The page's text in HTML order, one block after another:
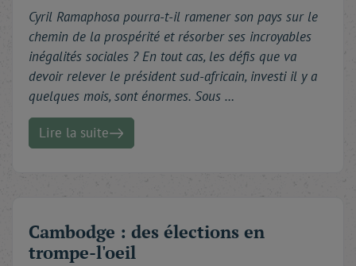
Cyril Ramaphosa pourra-t-il ramener son pays sur le
chemin de la prospérité et résorber ses incroyables
inégalités sociales ? En tout cas, les défis que va
devoir relever le président sud-africain, investi il y a
quelques mois, sont énormes. Sous …
Lire la suite
Cambodge : des élections en
trompe-l'oeil